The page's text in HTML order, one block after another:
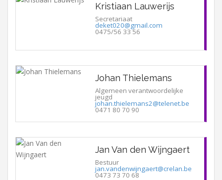
Kristiaan Lauwerijs
Secretariaat
deket020@gmail.com
0475/56 33 56
Johan Thielemans
Algemeen verantwoordelijke
jeugd
johan.thielemans2@telenet.be
0471 80 70 90
Jan Van den Wijngaert
Bestuur
jan.vandenwijngaert@crelan.be
0473 73 70 68